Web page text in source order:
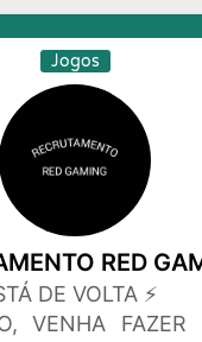
Jogos
RED
DE VOLTA ⚡
VENHA FAZER